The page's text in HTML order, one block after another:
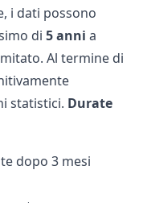
i dati possono
di 5 anni a
Al termine di
statistici. Durate
dopo 3 mesi